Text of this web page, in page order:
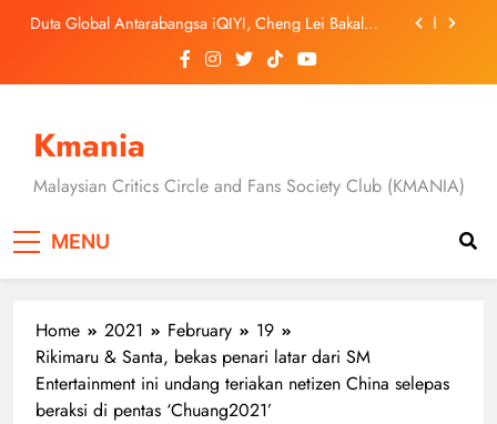
Duta Global Antarabangsa iQIYI, Cheng Lei Bakal
‘Dibunuh atau Membunuh’: Filem ‘Tiket Sehala’
Satukan Empat Negara Asia
Pembohongan dan Buruan Ketua Sindiket Jenayah di
“Our Sticky Love”
Skechers Lancar Kolaborasi Eksklusif Bersama DK,
SEUNGKWAN dan DINO SEVENTEEN
Buat Penampilan Istimewa di Kuala Lumpur
September Ini
‘Dibunuh atau Membunuh’: Filem ‘Tiket Sehala’
Satukan Empat Negara Asia
Kmania
Malaysian Critics Circle and Fans Society Club (KMANIA)
MENU
Home 2021 February
19
Rikimaru & Santa, bekas penari latar dari SM
Entertainment ini undang teriakan netizen China selepas
beraksi di pentas ‘Chuang2021’